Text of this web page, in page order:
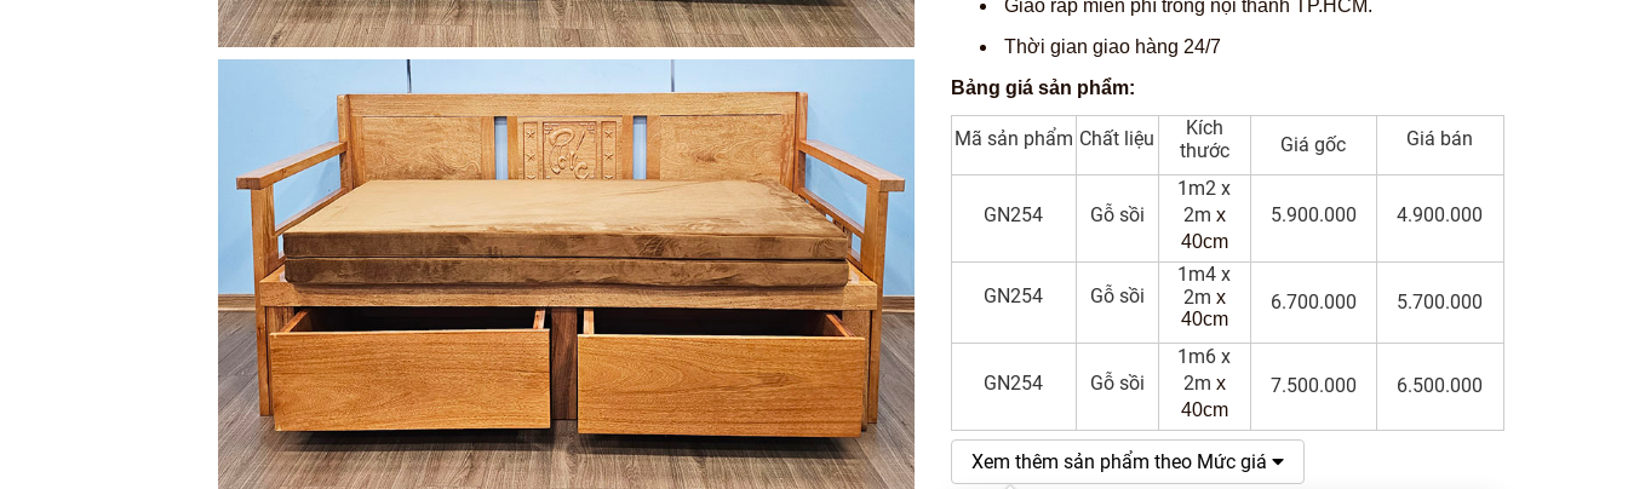
Giao ráp miễn phí trong nội thành TP.HCM.
Thời gian giao hàng 24/7
Bảng giá sản phẩm:
Mã sản phẩm Chất liệu
Kích
thước
Giá gốc Giá bán
GN254 Gỗ sồi
1m2 x
2m x
40cm
5.900.000 4.900.000
GN254 Gỗ sồi
1m4 x
2m x
40cm
6.700.000 5.700.000
GN254 Gỗ sồi
1m6 x
2m x
40cm
7.500.000 6.500.000
Xem thêm sản phẩm theo Mức giá